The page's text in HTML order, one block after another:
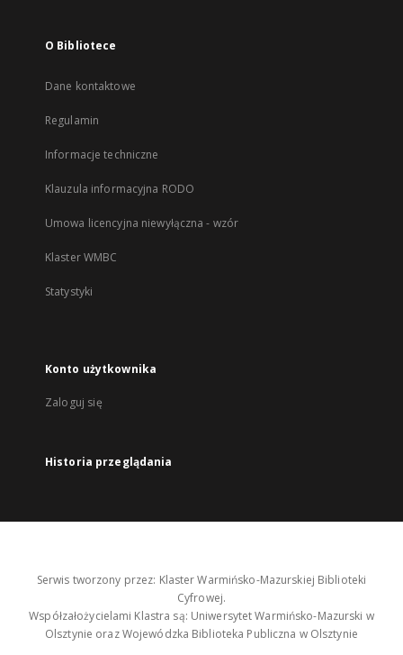
O Bibliotece
Dane kontaktowe
Regulamin
Informacje techniczne
Klauzula informacyjna RODO
Umowa licencyjna niewyłączna - wzór
Klaster WMBC
Statystyki
Konto użytkownika
Zaloguj się
Historia przeglądania
Serwis tworzony przez: Klaster Warmińsko-Mazurskiej Biblioteki
Cyfrowej.
Współzałożycielami Klastra są: Uniwersytet Warmińsko-Mazurski w
Olsztynie oraz Wojewódzka Biblioteka Publiczna w Olsztynie